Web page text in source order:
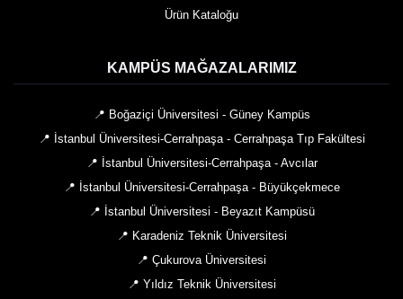
Ürün Kataloğu
KAMPÜS MAĞAZALARIMIZ
📍 Boğaziçi Üniversitesi - Güney Kampüs
📍 İstanbul Üniversitesi-Cerrahpaşa - Cerrahpaşa Tıp Fakültesi
📍 İstanbul Üniversitesi-Cerrahpaşa - Avcılar
📍 İstanbul Üniversitesi-Cerrahpaşa - Büyükçekmece
📍 İstanbul Üniversitesi - Beyazıt Kampüsü
📍 Karadeniz Teknik Üniversitesi
📍 Çukurova Üniversitesi
📍 Yıldız Teknik Üniversitesi